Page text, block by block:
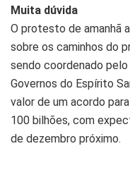
Muita dúvida
O protesto de amanhã
sobre os caminhos do
sendo coordenado
Governos do Espírito
valor de um acordo
100 bilhões, com
de dezembro próximo.